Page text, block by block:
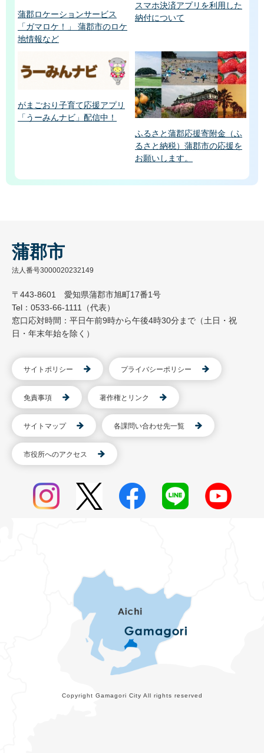
蒲郡ロケーションサービス
「ガマロケ！」 蒲郡市のロケ
地情報など
スマホ決済アプリを利用した
納付について
がまごおり子育て応援アプリ
「うーみんナビ」配信中！
ふるさと蒲郡応援寄附金（ふ
るさと納税）蒲郡市の応援を
お願いします。
蒲郡市
法人番号3000020232149
〒443-8601 愛知県蒲郡市旭町17番1号
Tel：0533-66-1111（代表）
窓口応対時間：平日午前9時から午後4時30分まで（土日・祝
日・年末年始を除く）
サイトポリシー プライバシーポリシー
免責事項 著作権とリンク
サイトマップ 各課問い合わせ先一覧
市役所へのアクセス
Copyright Gamagori City All rights reserved